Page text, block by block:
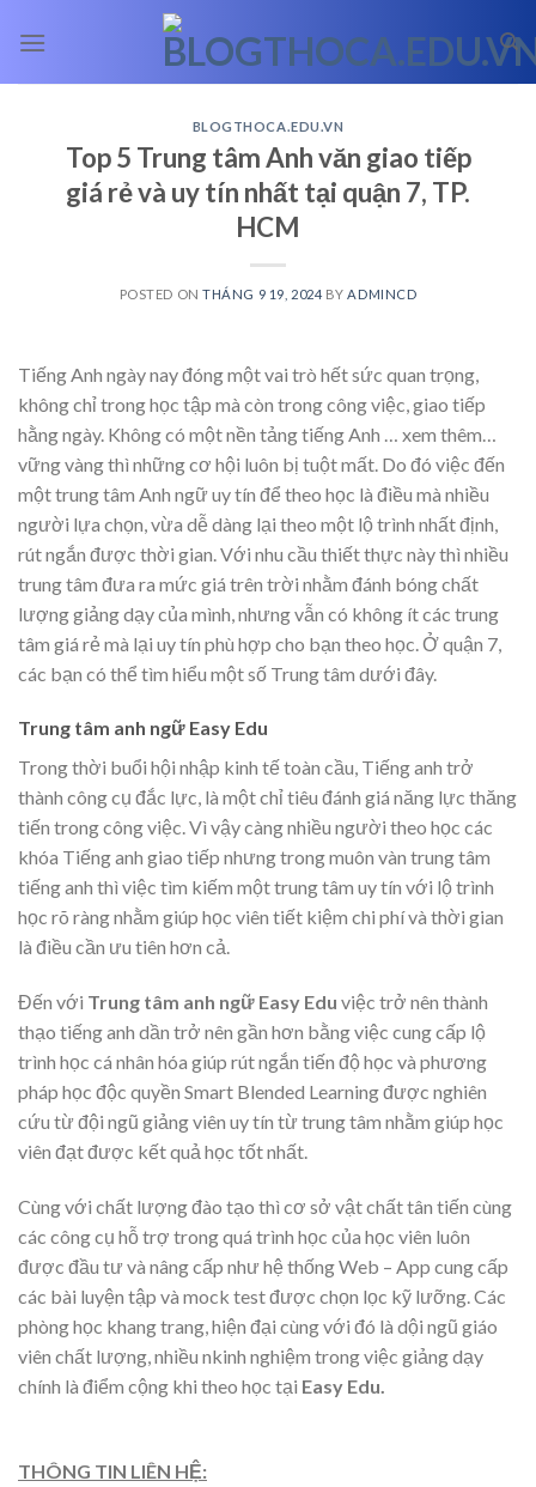
BLOGTHOCA.EDU.VN
Top 5 Trung tâm Anh văn giao tiếp
giá rẻ và uy tín nhất tại quận 7, TP.
HCM
POSTED ONTHÁNG 9 19, 2024 BY ADMINCD
Tiếng Anh ngày nay đóng một vai trò hết sức quan trọng,
không chỉ trong học tập mà còn trong công việc, giao tiếp
hằng ngày. Không có một nền tảng tiếng Anh
… xem thêm…
vững vàng thì những cơ hội luôn bị tuột mất. Do đó việc đến
một trung tâm Anh ngữ uy tín để theo học là điều mà nhiều
người lựa chọn, vừa dễ dàng lại theo một lộ trình nhất định,
rút ngắn được thời gian. Với nhu cầu thiết thực này thì nhiều
trung tâm đưa ra mức giá trên trời nhằm đánh bóng chất
lượng giảng dạy của mình, nhưng vẫn có không ít các trung
tâm giá rẻ mà lại uy tín phù hợp cho bạn theo học. Ở quận 7,
các bạn có thể tìm hiểu một số Trung tâm dưới đây.
Trung tâm anh ngữ Easy Edu
Trong thời buổi hội nhập kinh tế toàn cầu, Tiếng anh trở
thành công cụ đắc lực, là một chỉ tiêu đánh giá năng lực thăng
tiến trong công việc. Vì vậy càng nhiều người theo học các
khóa Tiếng anh giao tiếp nhưng trong muôn vàn trung tâm
tiếng anh thì việc tìm kiếm một trung tâm uy tín với lộ trình
học rõ ràng nhằm giúp học viên tiết kiệm chi phí và thời gian
là điều cần ưu tiên hơn cả.
Đến với Trung tâm anh ngữ Easy Edu việc trở nên thành
thạo tiếng anh dần trở nên gần hơn bằng việc cung cấp lộ
trình học cá nhân hóa giúp rút ngắn tiến độ học và phương
pháp học độc quyền Smart Blended Learning được nghiên
cứu từ đội ngũ giảng viên uy tín từ trung tâm nhằm giúp học
viên đạt được kết quả học tốt nhất.
Cùng với chất lượng đào tạo thì cơ sở vật chất tân tiến cùng
các công cụ hỗ trợ trong quá trình học của học viên luôn
được đầu tư và nâng cấp như hệ thống Web – App cung cấp
các bài luyện tập và mock test được chọn lọc kỹ lưỡng. Các
phòng học khang trang, hiện đại cùng với đó là dội ngũ giáo
viên chất lượng, nhiều nkinh nghiệm trong việc giảng dạy
chính là điểm cộng khi theo học tại Easy Edu.
THÔNG TIN LIÊN HỆ: